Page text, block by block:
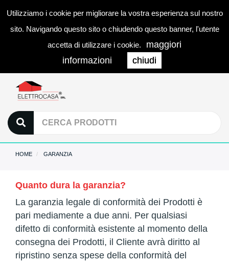
Utilizziamo i cookie per migliorare la vostra esperienza sul nostro
sito. Navigando questo sito o chiudendo questo banner, l'utente
accetta di utilizzare i cookie.
maggiori
informazioni
chiudi
0
HOME GARANZIA
Quanto dura la garanzia?
La garanzia legale di conformità dei Prodotti è
pari mediamente a due anni. Per qualsiasi
difetto di conformità esistente al momento della
consegna dei Prodotti, il Cliente avrà diritto al
ripristino senza spese della conformità del